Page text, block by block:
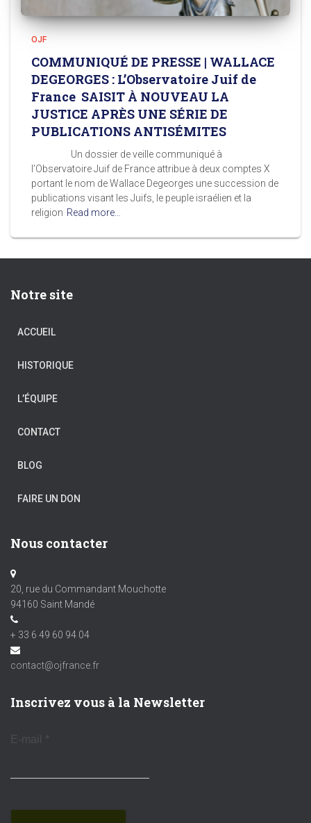
OJF
COMMUNIQUÉ DE PRESSE | WALLACE
DEGEORGES : L’Observatoire Juif de
France SAISIT À NOUVEAU LA
JUSTICE APRÈS UNE SÉRIE DE
PUBLICATIONS ANTISÉMITES
Un dossier de veille communiqué à
l’Observatoire Juif de France attribue à deux comptes X
portant le nom de Wallace Degeorges une succession de
publications visant les Juifs, le peuple israélien et la
religion Read more…
Notre site
ACCUEIL
HISTORIQUE
L’ÉQUIPE
CONTACT
BLOG
FAIRE UN DON
Nous contacter
20, rue du Commandant Mouchotte
94160 Saint Mandé
+ 33 6 49 60 94 04
contact@ojfrance.fr
Inscrivez vous à la Newsletter
E-mail *